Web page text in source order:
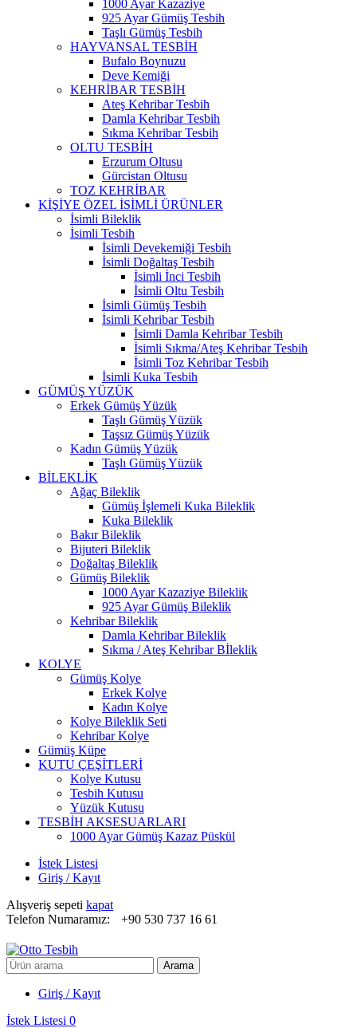
1000 Ayar Kazaziye
925 Ayar Gümüş Tesbih
Taşlı Gümüş Tesbih
HAYVANSAL TESBİH
Bufalo Boynuzu
Deve Kemiği
KEHRİBAR TESBİH
Ateş Kehribar Tesbih
Damla Kehribar Tesbih
Sıkma Kehribar Tesbih
OLTU TESBİH
Erzurum Oltusu
Gürcistan Oltusu
TOZ KEHRİBAR
KİŞİYE ÖZEL İSİMLİ ÜRÜNLER
İsimli Bileklik
İsimli Tesbih
İsimli Devekemiği Tesbih
İsimli Doğaltaş Tesbih
İsimli İnci Tesbih
İsimli Oltu Tesbih
İsimli Gümüş Tesbih
İsimli Kehribar Tesbih
İsimli Damla Kehribar Tesbih
İsimli Sıkma/Ateş Kehribar Tesbih
İsimli Toz Kehribar Tesbih
İsimli Kuka Tesbih
GÜMÜŞ YÜZÜK
Erkek Gümüş Yüzük
Taşlı Gümüş Yüzük
Taşsız Gümüş Yüzük
Kadın Gümüş Yüzük
Taşlı Gümüş Yüzük
BİLEKLİK
Ağaç Bileklik
Gümüş İşlemeli Kuka Bileklik
Kuka Bileklik
Bakır Bileklik
Bijuteri Bileklik
Doğaltaş Bileklik
Gümüş Bileklik
1000 Ayar Kazaziye Bileklik
925 Ayar Gümüş Bileklik
Kehribar Bileklik
Damla Kehribar Bileklik
Sıkma / Ateş Kehribar Bİleklik
KOLYE
Gümüş Kolye
Erkek Kolye
Kadın Kolye
Kolye Bileklik Seti
Kehribar Kolye
Gümüş Küpe
KUTU ÇEŞİTLERİ
Kolye Kutusu
Tesbih Kutusu
Yüzük Kutusu
TESBİH AKSESUARLARI
1000 Ayar Gümüş Kazaz Püskül
İstek Listesi
Giriş / Kayıt
Alışveriş sepeti kapat
Telefon Numaramız:
+90 530 737 16 61
Arayın: Arama
Giriş / Kayıt
İstek Listesi 0